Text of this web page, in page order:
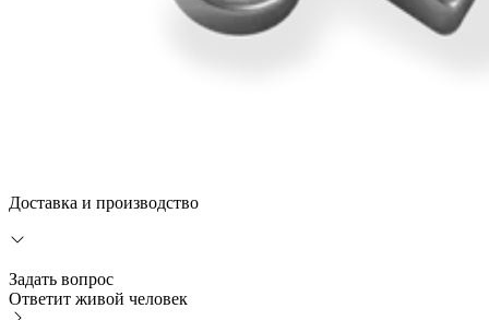
Доставка и производство
Задать вопрос
Ответит живой человек